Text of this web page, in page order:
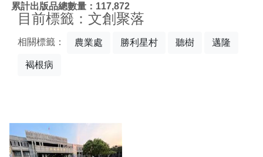
累計出版品總數量：117,872
目前標籤：文創聚落
相關標籤： 農業處 勝利星村 聽樹 邁隆
褐根病